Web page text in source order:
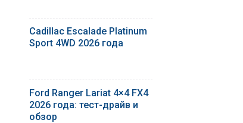
Cadillac Escalade Platinum
Sport 4WD 2026 года
Ford Ranger Lariat 4×4 FX4
2026 года: тест-драйв и
обзор